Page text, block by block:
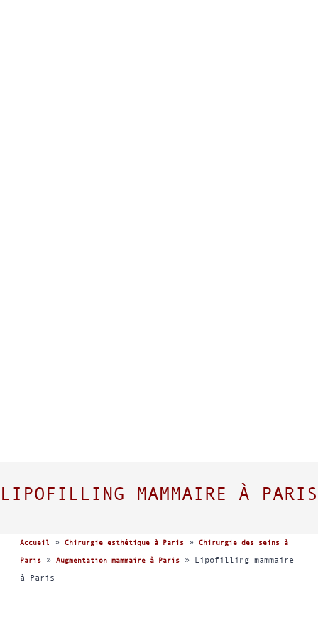
LIPOFILLING MAMMAIRE À PARIS
Accueil » Chirurgie esthétique à Paris» Chirurgie des seins à
Paris» Augmentation mammaire à Paris» Lipofilling mammaire
à Paris